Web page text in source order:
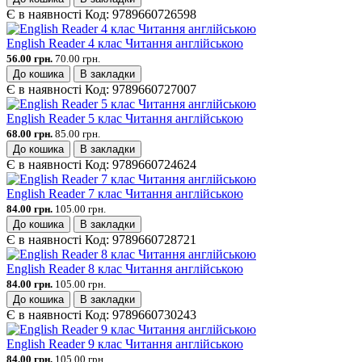
Є в наявності Код: 9789660726598
English Reader 4 клас Читання англійською
56.00 грн. 70.00 грн.
До кошика
В закладки
Є в наявності Код: 9789660727007
English Reader 5 клас Читання англійською
68.00 грн. 85.00 грн.
До кошика
В закладки
Є в наявності Код: 9789660724624
English Reader 7 клас Читання англійською
84.00 грн. 105.00 грн.
До кошика
В закладки
Є в наявності Код: 9789660728721
English Reader 8 клас Читання англійською
84.00 грн. 105.00 грн.
До кошика
В закладки
Є в наявності Код: 9789660730243
English Reader 9 клас Читання англійською
84.00 грн. 105.00 грн.